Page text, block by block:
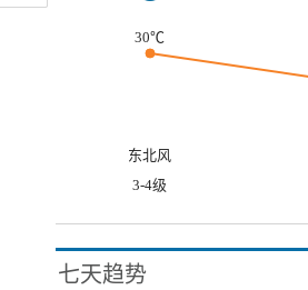
30℃
东北风
3-4级
七天趋势